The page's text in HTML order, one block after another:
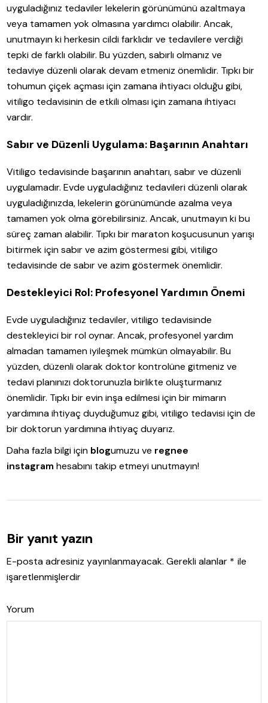
uyguladığınız tedaviler lekelerin görünümünü azaltmaya
veya tamamen yok olmasına yardımcı olabilir. Ancak,
unutmayın ki herkesin cildi farklıdır ve tedavilere verdiği
tepki de farklı olabilir. Bu yüzden, sabırlı olmanız ve
tedaviye düzenli olarak devam etmeniz önemlidir. Tıpkı bir
tohumun çiçek açması için zamana ihtiyacı olduğu gibi,
vitiligo tedavisinin de etkili olması için zamana ihtiyacı
vardır.
Sabır ve Düzenli Uygulama: Başarının Anahtarı
Vitiligo tedavisinde başarının anahtarı, sabır ve düzenli
uygulamadır. Evde uyguladığınız tedavileri düzenli olarak
uyguladığınızda, lekelerin görünümünde azalma veya
tamamen yok olma görebilirsiniz. Ancak, unutmayın ki bu
süreç zaman alabilir. Tıpkı bir maraton koşucusunun yarışı
bitirmek için sabır ve azim göstermesi gibi, vitiligo
tedavisinde de sabır ve azim göstermek önemlidir.
Destekleyici Rol: Profesyonel Yardımın Önemi
Evde uyguladığınız tedaviler, vitiligo tedavisinde
destekleyici bir rol oynar. Ancak, profesyonel yardım
almadan tamamen iyileşmek mümkün olmayabilir. Bu
yüzden, düzenli olarak doktor kontrolüne gitmeniz ve
tedavi planınızı doktorunuzla birlikte oluşturmanız
önemlidir. Tıpkı bir evin inşa edilmesi için bir mimarın
yardımına ihtiyaç duyduğumuz gibi, vitiligo tedavisi için de
bir doktorun yardımına ihtiyaç duyarız.
Daha fazla bilgi için blogumuzu ve regnee
instagram hesabını takip etmeyi unutmayın!
Bir yanıt yazın
E-posta adresiniz yayınlanmayacak. Gerekli alanlar * ile
işaretlenmişlerdir
Yorum